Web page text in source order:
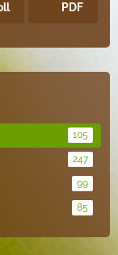
PDF
105
247
99
85